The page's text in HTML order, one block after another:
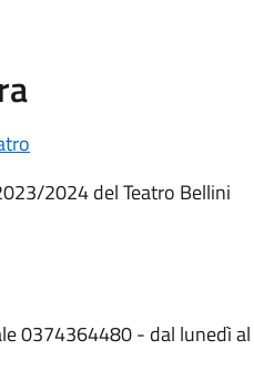
2024 del Teatro Bellini
0374364480 - dal lunedì